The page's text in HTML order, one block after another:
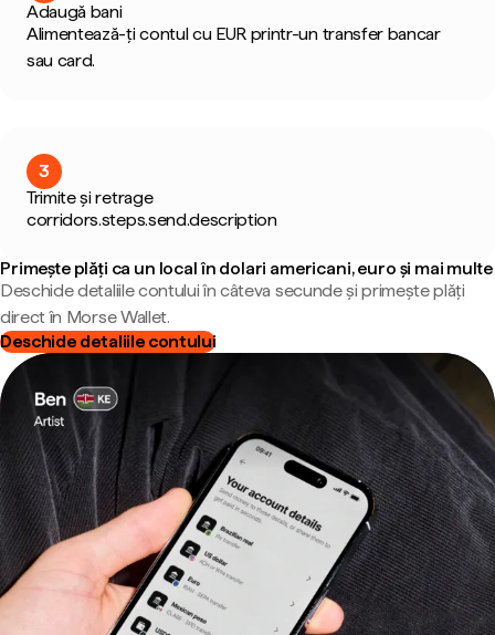
Adaugă bani
Alimentează-ți contul cu EUR printr-un transfer bancar
sau card.
3
Trimite și retrage
corridors.steps.send.description
Primește plăți ca un local în dolari americani, euro și mai multe
Deschide detaliile contului în câteva secunde și primește plăți
direct în Morse Wallet.
Deschide detaliile contului